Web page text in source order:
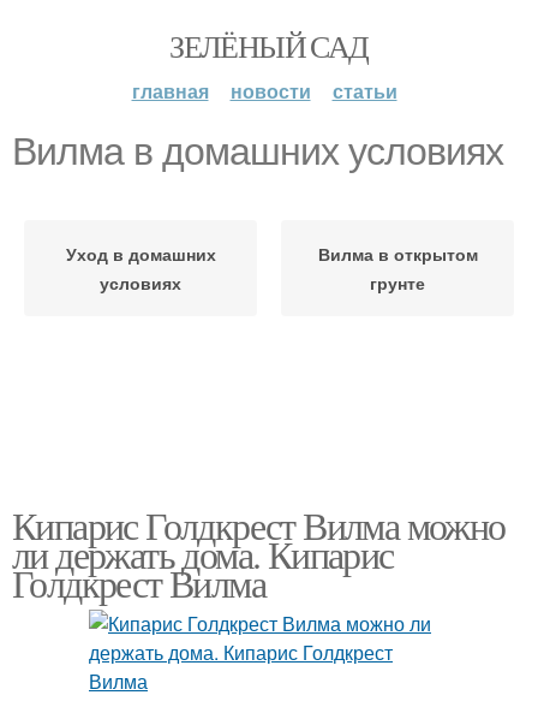
ЗЕЛЁНЫЙ САД
главная новости статьи
Вилма в домашних условиях
Уход в домашних
условиях
Вилма в открытом
грунте
Кипарис Голдкрест Вилма можно
ли держать дома. Кипарис
Голдкрест Вилма